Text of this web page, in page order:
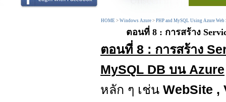
HOME > Windows Azure > PHP and MySQL Using Azure Web
ตอนที่ 8 : การสร้าง
ตอนที่ 8 : การสร้าง
MySQL DB บน Azure
หลัก ๆ เช่น WebSite ,